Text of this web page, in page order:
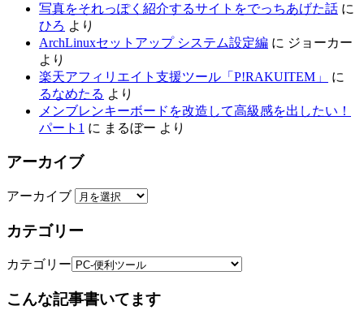
写真をそれっぽく紹介するサイトをでっちあげた話 に
ひろ より
ArchLinuxセットアップ システム設定編 に ジョーカー
より
楽天アフィリエイト支援ツール「P!RAKUITEM」
に
るなめたる より
メンブレンキーボードを改造して高級感を出したい！
パート1 に まるぼー より
アーカイブ
アーカイブ
カテゴリー
カテゴリー
こんな記事書いてます